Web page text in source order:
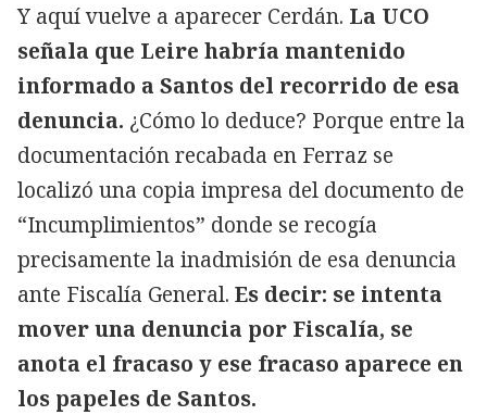
Y aquí vuelve a aparecer Cerdán. La UCO
señala que Leire habría mantenido
informado a Santos del recorrido de esa
denuncia. ¿Cómo lo deduce? Porque entre la
documentación recabada en Ferraz se
localizó una copia impresa del documento de
“Incumplimientos” donde se recogía
precisamente la inadmisión de esa denuncia
ante Fiscalía General. Es decir: se intenta
mover una denuncia por Fiscalía, se
anota el fracaso y ese fracaso aparece en
los papeles de Santos.